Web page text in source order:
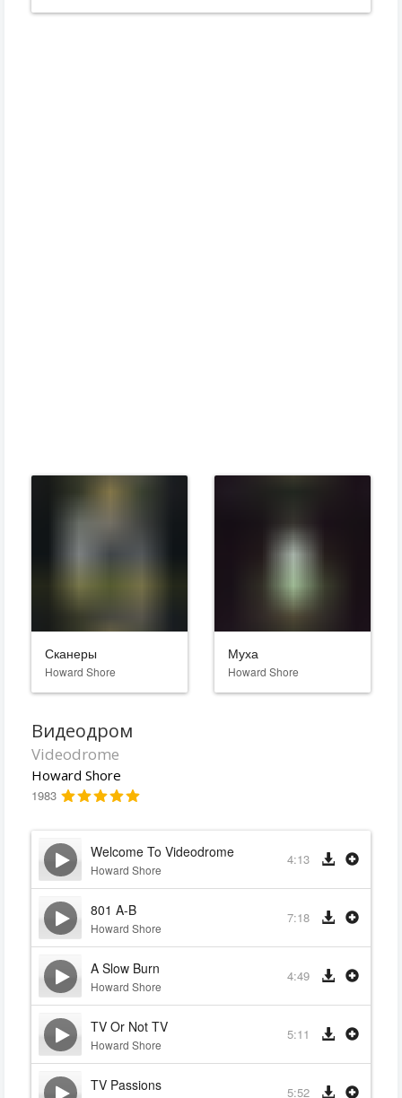
Сканеры
Howard Shore
Муха
Howard Shore
Видеодром
Videodrome
Howard Shore
1983
Welcome To Videodrome
Howard Shore
4:13
801 A-B
Howard Shore
7:18
A Slow Burn
Howard Shore
4:49
TV Or Not TV
Howard Shore
5:11
TV Passions 5:52